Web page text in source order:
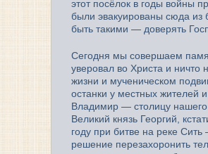
этот посёлок в годы войны
были эвакуированы сюда из
быть такими — доверять
Сегодня мы совершаем
уверовал во Христа и ничто
жизни и мученическом
останки у местных жителей
Владимир — столицу нашего
Великий князь Георгий,
году при битве на реке
решение перезахоронить